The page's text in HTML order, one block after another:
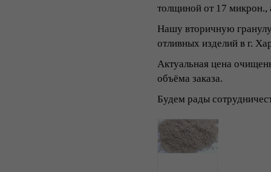
толщиной от 17 микрон.,
Нашу вторичную
отливных изделий в г.
Актуальная цена
объёма заказа.
Будем рады